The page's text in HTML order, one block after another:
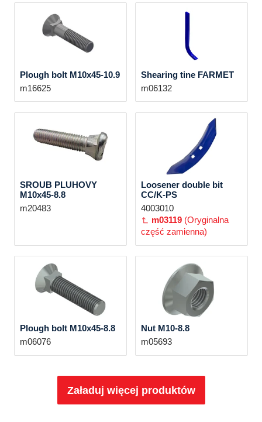
Plough bolt M10x45-10.9
m16625
Shearing tine FARMET
m06132
SROUB PLUHOVY
M10x45-8.8
m20483
Loosener double bit
CC/K-PS
4003010
m03119 (Oryginalna
część zamienna)
Plough bolt M10x45-8.8
m06076
Nut M10-8.8
m05693
Załaduj więcej produktów